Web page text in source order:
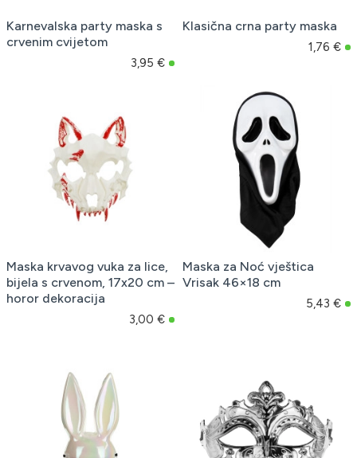
Karnevalska party maska s
crvenim cvijetom
3,95 €
Klasična crna party maska
1,76 €
Maska krvavog vuka za lice,
bijela s crvenom, 17x20 cm –
horor dekoracija
3,00 €
Maska za Noć vještica
Vrisak 46×18 cm
5,43 €